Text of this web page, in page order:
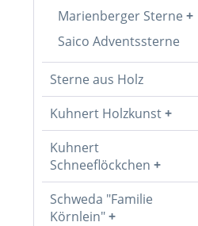
Marienberger Sterne
Saico Adventssterne
Sterne aus Holz
Kuhnert Holzkunst
Kuhnert
Schneeflöckchen
Schweda "Familie
Körnlein"